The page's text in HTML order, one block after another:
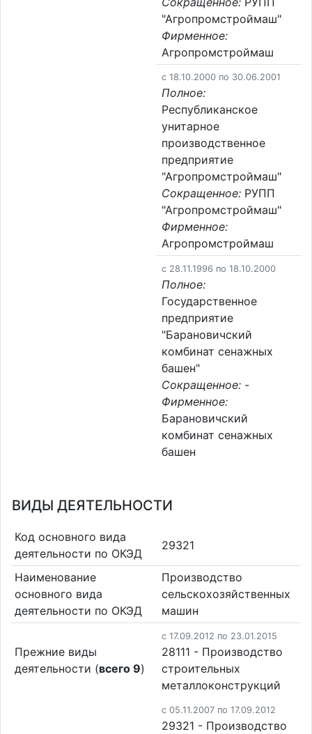
"Агропромстроймаш"
Фирменное:
Агропромстроймаш
c 18.10.2000 по 30.06.2001
Полное:
Республиканское
унитарное
производственное
предприятие
"Агропромстроймаш"
Сокращенное: РУПП
"Агропромстроймаш"
Фирменное:
Агропромстроймаш
c 28.11.1996 по 18.10.2000
Полное:
Государственное
предприятие
"Барановичский
комбинат сенажных
башен"
Сокращенное: -
Фирменное:
Барановичский
комбинат сенажных
башен
ВИДЫ ДЕЯТЕЛЬНОСТИ
Код основного вида
деятельности по ОКЭД
29321
Наименование
основного вида
деятельности по ОКЭД
Производство
сельскохозяйственных
машин
Прежние виды
деятельности (всего 9)
c 17.09.2012 по 23.01.2015
28111 - Производство
строительных
металлоконструкций
c 05.11.2007 по 17.09.2012
29321 - Производство